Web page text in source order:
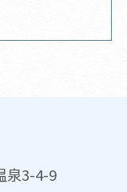
泉3-4-9